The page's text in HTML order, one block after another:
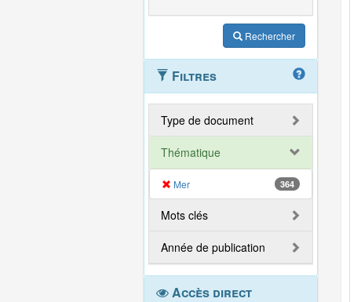
Rechercher
Filtres
Type de document
Thématique
Mer 364
Mots clés
Année de publication
Accès direct